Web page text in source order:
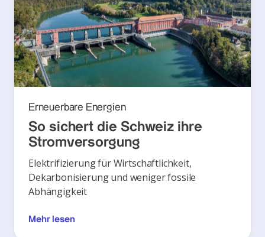
Erneuerbare Energien
So sichert die Schweiz ihre
Stromversorgung
Elektrifizierung für Wirtschaftlichkeit,
Dekarbonisierung und weniger fossile
Abhängigkeit
Mehr lesen